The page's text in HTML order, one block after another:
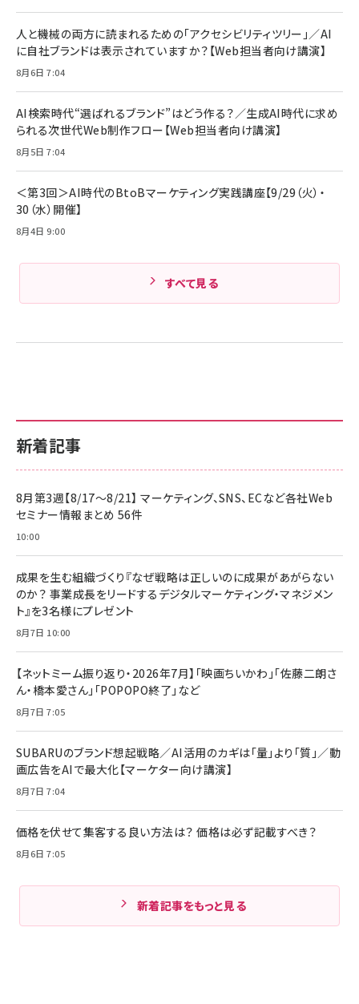
組織の成果を最大化する ルールのデザイン
￥1,980
Amazonランキングをもっと見る
全ワイヤレスイヤホン/アクティブノイズキャンセリ
技術基準適合】ブラック
￥5,990
ケーブル Anker絡まないケーブル 240W 結束バン
ド付き USB PD対応 シリコン素材採用 iPhone
17 / 16 / 15 / Galaxy iPad Pro MacBook
Pro/Air 各種対応 (1.8m ミッドナイトブラック)
￥1,890
サッポロ 生ビール 黒ラベル 350ml 缶 24本 ビー
ル ケース買い【6/30応募〆切! 黒ラベルビヤセラー
￥4,857
新着記事
8月第3週【8/17～8/21】 マーケティング、SNS、ECなど各社Web
セミナー情報まとめ 56件
10:00
成果を生む組織づくり『なぜ戦略は正しいのに成果があがらない
のか？ 事業成長をリードするデジタルマーケティング・マネジメン
ト』を3名様にプレゼント
8月7日 10:00
【ネットミーム振り返り・2026年7月】「映画ちいかわ」「佐藤二朗さ
ん・橋本愛さん」「POPOPO終了」など
8月7日 7:05
SUBARUのブランド想起戦略／AI活用のカギは「量」より「質」／動
画広告をAIで最大化【マーケター向け講演】
8月7日 7:04
価格を伏せて集客する良い方法は？ 価格は必ず記載すべき？
8月6日 7:05
新着記事をもっと見る
人と機械の両方に読まれるための「アクセシビリティツリー」／AI
に自社ブランドは表示されていますか？【Web担当者向け講演】
8月6日 7:04
AI検索時代“選ばれるブランド”はどう作る？／生成AI時代に求め
られる次世代Web制作フロー【Web担当者向け講演】
8月5日 7:04
＜第3回＞AI時代のBtoBマーケティング実践講座【9/29（火）・
30（水）開催】
8月4日 9:00
すべて見る